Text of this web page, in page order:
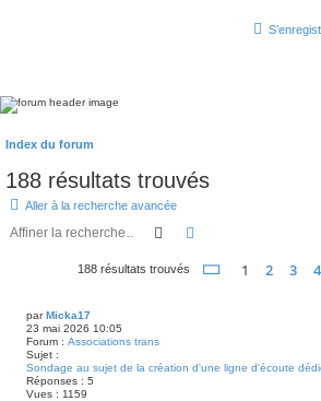
Index du forum
188 résultats trouvés
Aller à la recherche avancée
Rechercher
188 résultats trouvés Page 1sur19
1 2 3 4
parMicka17
23 mai 2026 10:05
Forum : Associations trans
Sujet :
Sondage au sujet de la création d'une ligne d'écoute
Réponses : 5
Vues : 1159